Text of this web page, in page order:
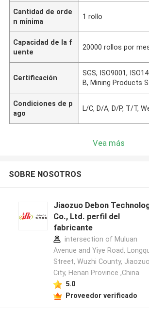
Cantidad de orde
n mínima
1 rollo
Capacidad de la f
uente
20000 rollos por
Certificación
SGS, ISO9001,
B, Mining Products
Condiciones de p
ago
L/C, D/A, D/P, T/T,
Vea más
SOBRE NOSOTROS
Jiaozuo Debon
Co., Ltd. perfil del
fabricante
intersection of Muluan
Avenue and Yiye Road,
Street, Wuzhi County, Jiaozuo
City, Henan Province ,China
5.0
Proveedor verificado